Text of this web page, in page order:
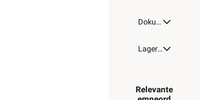
Dokumentasjon
Lagerstatus
Relevante